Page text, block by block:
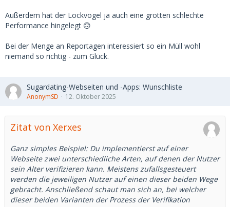
Außerdem hat der Lockvogel ja auch eine grotten schlechte
Performance hingelegt 🙃
Bei der Menge an Reportagen interessiert so ein Müll wohl
niemand so richtig - zum Glück.
Sugardating-Webseiten und -Apps: Wunschliste
AnonymSD 12. Oktober 2025
Zitat von Xerxes
Ganz simples Beispiel: Du implementierst auf einer
Webseite zwei unterschiedliche Arten, auf denen der Nutzer
sein Alter verifizieren kann. Meistens zufallsgesteuert
werden die jeweiligen Nutzer auf einen dieser beiden Wege
gebracht. Anschließend schaut man sich an, bei welcher
dieser beiden Varianten der Prozess der Verifikation